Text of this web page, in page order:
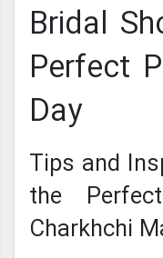
Bridal
Perfect
Day
Tips and
the
Charkhchi